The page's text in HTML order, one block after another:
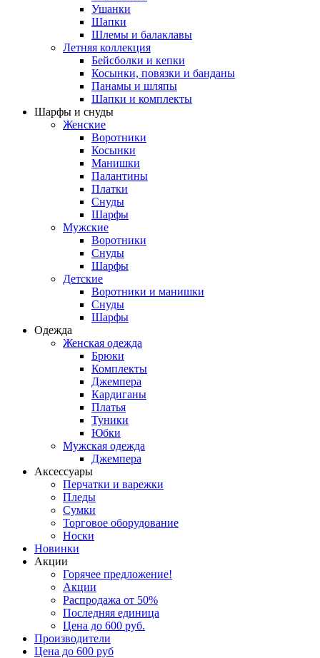
Ушанки
Шапки
Шлемы и балаклавы
Летняя коллекция
Бейсболки и кепки
Косынки, повязки и банданы
Панамы и шляпы
Шапки и комплекты
Шарфы и снуды
Женские
Воротники
Косынки
Манишки
Палантины
Платки
Снуды
Шарфы
Мужские
Воротники
Снуды
Шарфы
Детские
Воротники и манишки
Снуды
Шарфы
Одежда
Женская одежда
Брюки
Комплекты
Джемпера
Кардиганы
Платья
Туники
Юбки
Мужская одежда
Джемпера
Аксессуары
Перчатки и варежки
Пледы
Сумки
Торговое оборудование
Носки
Новинки
Акции
Горячее предложение!
Акции
Распродажа от 50%
Последняя единица
Цена до 600 руб.
Производители
Цена до 600 руб